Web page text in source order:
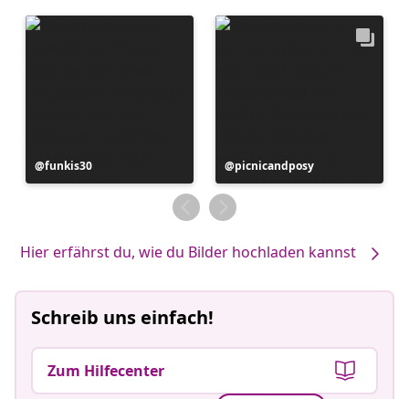
Beitrag
veröffentlicht
funkis30
Beitrag
veröffentlicht
von
picnicandposy
Hier erfährst du, wie du Bilder hochladen kannst
Schreib uns einfach!
Zum Hilfecenter